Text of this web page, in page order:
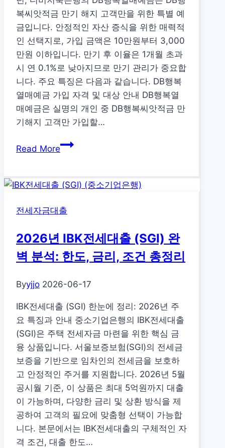
원
꾸
러
미
신
청
D-
14!
복씨앗적금 만기 해지 고객만을 위한 특별 예
금입니다. 안정적인 자산 증식을 위한 매력적
인 선택지로, 가입 금액은 10만원부터 3,000
만원 이하입니다. 만기 후 이율은 1개월 초과
시 연 0.1%로 낮아지므로 만기 관리가 중요합
니다. 주요 특징은 다음과 같습니다. DB행복
열매예금 가입 자격 및 대상 안내 DB행복열
매예금은 실명의 개인 중 DB행복씨앗적금 만
기해지 고객만 가입할…
Read MoreDB
열
예
2026
년
금
리
교:
디
비
저
축
은
행
가
입
부
터
전세자금대출
2026년 IBK전세대출 (SGI) 완
벽 분석: 한도, 금리, 조건 총정리
Byyjjo 2026-06-17
IBK전세대출 (SGI) 한눈에 정리: 2026년 주
요 특징과 안내 중소기업은행의 IBK전세대출
(SGI)은 주택 전세자금 마련을 위한 핵심 금
융 상품입니다. 서울보증보험(SGI)의 전세금
보증을 기반으로 임차인의 전세금을 보호하
고 안정적인 주거를 지원합니다. 2026년 5월
공시월 기준, 이 상품은 최대 5억원까지 대출
이 가능하며, 다양한 금리 및 상환 방식을 제
공하여 고객의 필요에 맞춤형 선택이 가능합
니다. 본문에서는 IBK전세대출의 구체적인 자
격 조건, 대출 한도…